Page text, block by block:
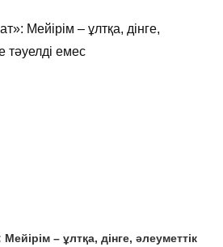
– ұлтқа, дінге, әлеуметтік